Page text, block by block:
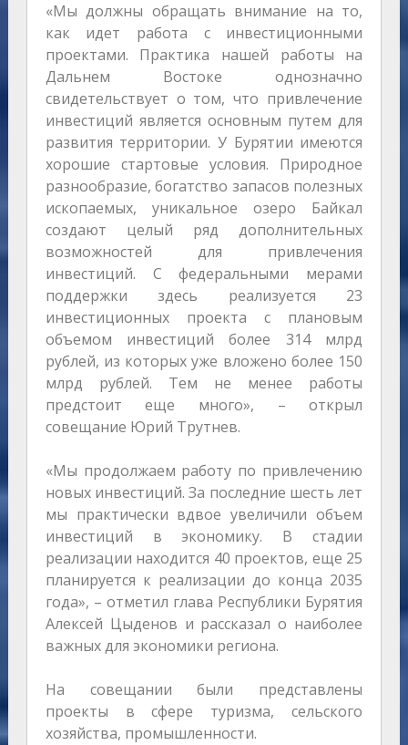
«Мы должны обращать внимание на то,
как идет работа с инвестиционными
проектами. Практика нашей работы на
Дальнем Востоке однозначно
свидетельствует о том, что привлечение
инвестиций является основным путем для
развития территории. У Бурятии имеются
хорошие стартовые условия. Природное
разнообразие, богатство запасов полезных
ископаемых, уникальное озеро Байкал
создают целый ряд дополнительных
возможностей для привлечения
инвестиций. С федеральными мерами
поддержки здесь реализуется 23
инвестиционных проекта с плановым
объемом инвестиций более 314 млрд
рублей, из которых уже вложено более 150
млрд рублей. Тем не менее работы
предстоит еще много», – открыл
совещание Юрий Трутнев.
«Мы продолжаем работу по привлечению
новых инвестиций. За последние шесть лет
мы практически вдвое увеличили объем
инвестиций в экономику. В стадии
реализации находится 40 проектов, еще 25
планируется к реализации до конца 2035
года», – отметил глава Республики Бурятия
Алексей Цыденов и рассказал о наиболее
важных для экономики региона.
На совещании были представлены
проекты в сфере туризма, сельского
хозяйства, промышленности.